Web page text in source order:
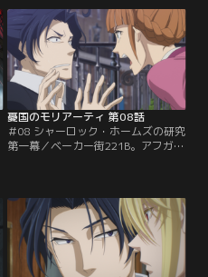
の劇場化”。ウィリアムが犯罪劇の
最初の舞台として選んだのは、豪華
客船「ノアティック号」。主演は若
き伯爵、ブリッツ・エンダース。彼
には人狩りをしているという黒い噂
があって…。
憂国のモリアーティ 第08話
＃08 シャーロック・ホームズの研究
第一幕／ベーカー街221B。アフガン
た。しかし出会って早々、なぜかシ
ャーロックがドレッバー伯爵殺害容
疑で逮捕されてしまう！現場には血
文字でシャーロックの名前が残され
ていたほか、証拠品も多数見つかっ